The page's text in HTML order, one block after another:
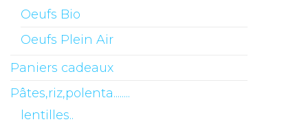
Oeufs Bio
Oeufs Plein Air
Paniers cadeaux
Pâtes,riz,polenta........
lentilles..